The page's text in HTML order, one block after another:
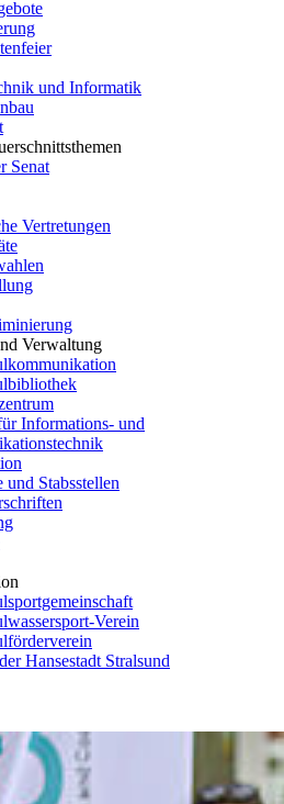
und Informatik
Senat
Vertretungen
Verwaltung
Informations- und
und Stabsstellen
Verein
Hansestadt Stralsund